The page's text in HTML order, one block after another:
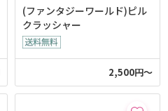
(ファンタジーワールド)ピル
クラッシャー
2,500円～